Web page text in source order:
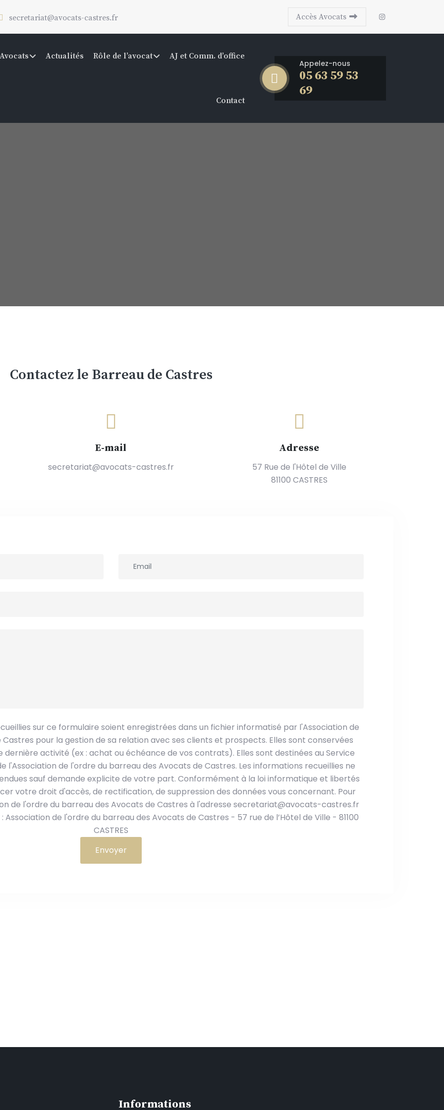
secretariat@avocats-castres.fr Accès Avocats
Avocats Actualités Rôle de l’avocat AJ et Comm. d’office
Contact
Appelez-nous
05 63 59 53
69
Contactez le Barreau de Castres
E-mail
secretariat@avocats-castres.fr
Adresse
57 Rue de l'Hôtel de Ville
81100 CASTRES
sur ce formulaire soient enregistrées dans un fichier informatisé par l'Association de
pour la gestion de sa relation avec ses clients et prospects. Elles sont conservées
activité (ex : achat ou échéance de vos contrats). Elles sont destinées au Service
de l'ordre du barreau des Avocats de Castres. Les informations recueillies ne
sauf demande explicite de votre part. Conformément à la loi informatique et libertés
votre droit d'accès, de rectification, de suppression des données vous concernant. Pour
de l'ordre du barreau des Avocats de Castres à l'adresse secretariat@avocats-castres.fr
de l'ordre du barreau des Avocats de Castres - 57 rue de l’Hôtel de Ville - 81100
CASTRES
Informations